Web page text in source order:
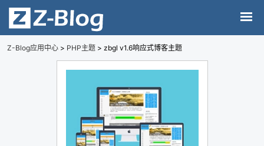
Z-Blog应用中心 > PHP主题 > zbgl v1.6响应式博客主题